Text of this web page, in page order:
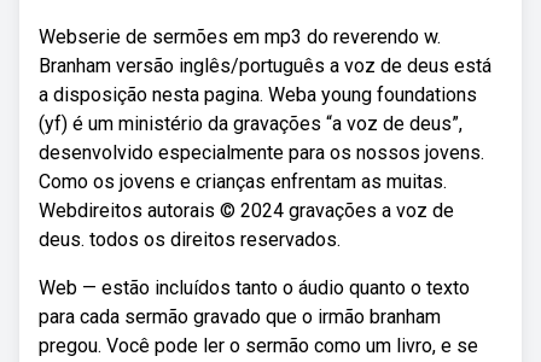
Webserie de sermões em mp3 do reverendo w.
Branham versão inglês/português a voz de deus está
a disposição nesta pagina. Weba young foundations
(yf) é um ministério da gravações “a voz de deus”,
desenvolvido especialmente para os nossos jovens.
Como os jovens e crianças enfrentam as muitas.
Webdireitos autorais © 2024 gravações a voz de
deus. todos os direitos reservados.
Web — estão incluídos tanto o áudio quanto o texto
para cada sermão gravado que o irmão branham
pregou. Você pode ler o sermão como um livro, e se